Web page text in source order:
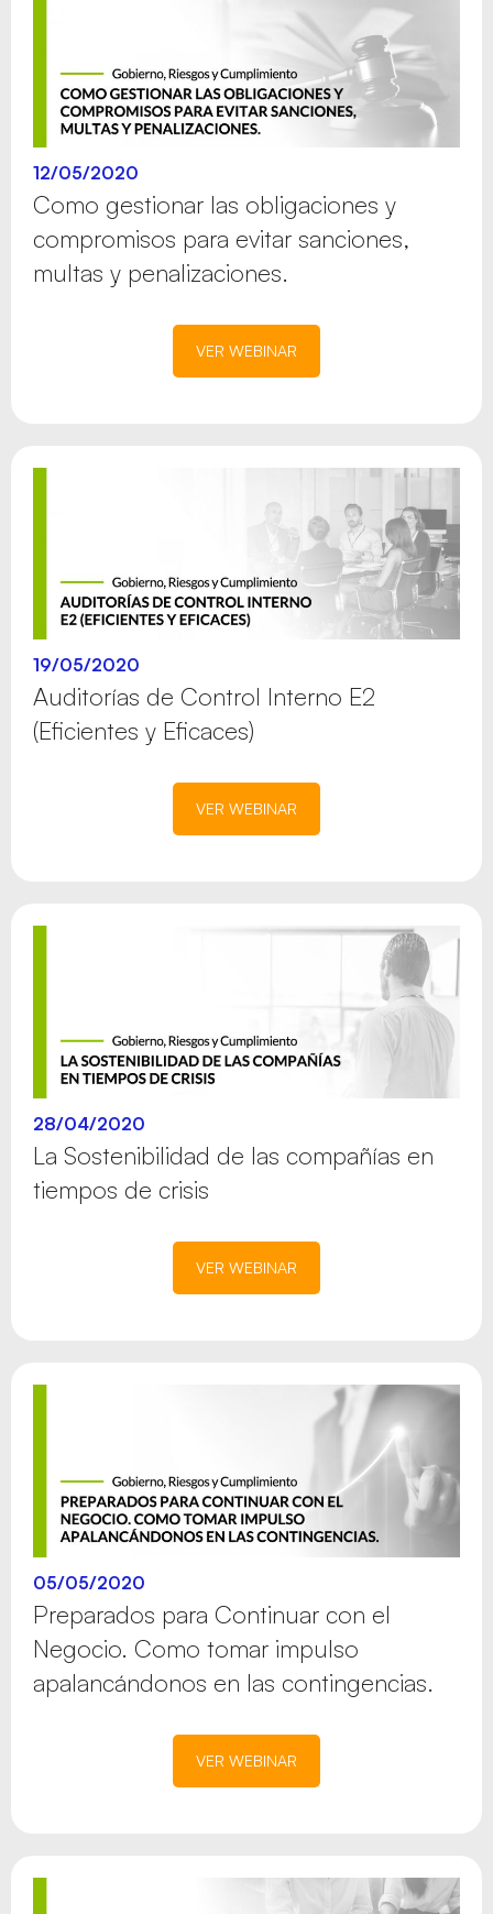
12/05/2020
Como gestionar las obligaciones y
compromisos para evitar sanciones,
multas y penalizaciones.
VER WEBINAR
19/05/2020
Auditorías de Control Interno E2
(Eficientes y Eficaces)
VER WEBINAR
28/04/2020
La Sostenibilidad de las compañías en
tiempos de crisis
VER WEBINAR
05/05/2020
Preparados para Continuar con el
Negocio. Como tomar impulso
apalancándonos en las contingencias.
VER WEBINAR